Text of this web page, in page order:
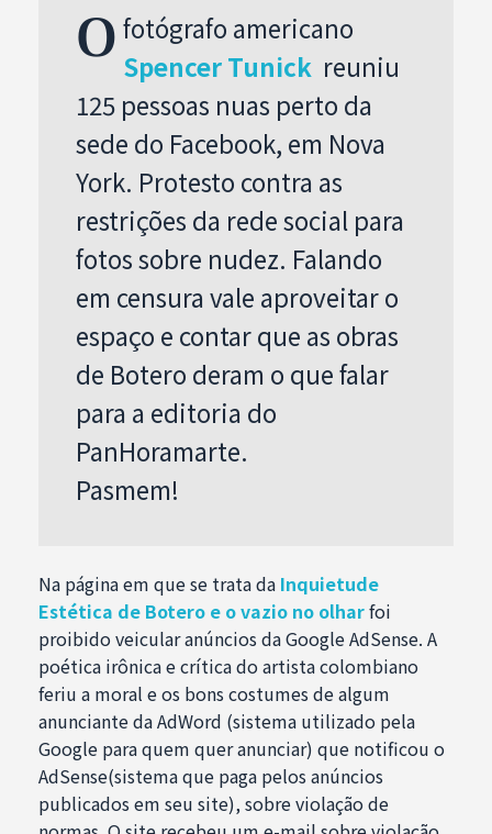
O fotógrafo americano
Spencer Tunick reuniu
125 pessoas nuas perto da
sede do Facebook, em Nova
York. Protesto contra as
restrições da rede social para
fotos sobre nudez. Falando
em censura vale aproveitar o
espaço e contar que as obras
de Botero deram o que falar
para a editoria do
PanHoramarte.
Pasmem!
Na página em que se trata da Inquietude
Estética de Botero e o vazio no olharfoi
proibido veicular anúncios da Google AdSense. A
poética irônica e crítica do artista colombiano
feriu a moral e os bons costumes de algum
anunciante da AdWord (sistema utilizado pela
Google para quem quer anunciar) que notificou o
AdSense(sistema que paga pelos anúncios
publicados em seu site), sobre violação de